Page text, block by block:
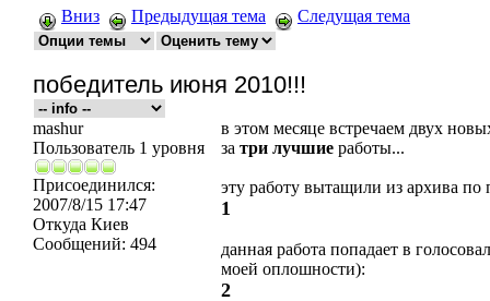
Вниз Предыдущая тема Следущая тема
победитель июня 2010!!!
mashur
Пользователь 1 уровня
Присоединился:
2007/8/15 17:47
Откуда Киев
Сообщений: 494
в этом месяце встречаем двух
за три лучшие работы...
эту работу вытащили из архива по
1
данная работа попадает в
моей оплошности):
2